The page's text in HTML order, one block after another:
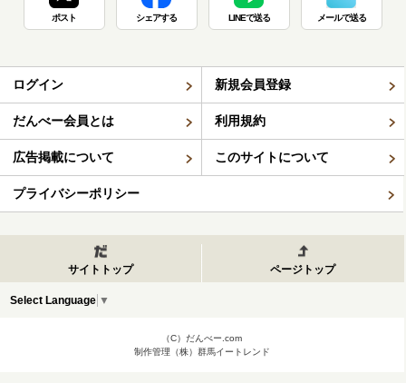
ポスト シェアする LINEで送る メールで送る
ログイン 新規会員登録
だんべー会員とは 利用規約
広告掲載について このサイトについて
プライバシーポリシー
サイトトップ ページトップ
Select Language ▼
（C）だんべー.com
制作管理（株）群馬イートレンド